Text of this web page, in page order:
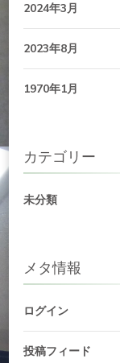
2024年3月
2023年8月
1970年1月
カテゴリー
未分類
メタ情報
ログイン
投稿フィード